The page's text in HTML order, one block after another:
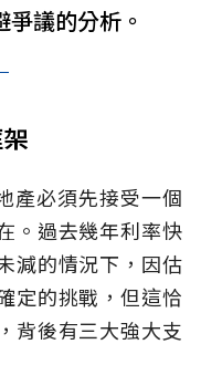
議的分析。
產必須先接受一個
。過去幾年利率快
減的情況下，因估
定的挑戰，但這恰
背後有三大強大支